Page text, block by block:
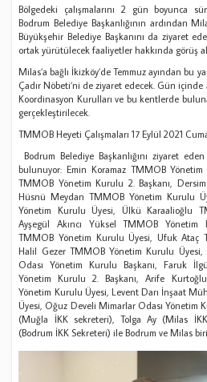
Bölgedeki çalışmalarını 2 gün boyunca
Bodrum Belediye Başkanlığının ardından
Büyükşehir Belediye Başkanını da ziyaret
ortak yürütülecek faaliyetler hakkında görüş
Milas’a bağlı İkizköy’de Temmuz ayından bu
Çadır Nöbeti’ni de ziyaret edecek. Gün
Koordinasyon Kurulları ve bu kentlerde
gerçekleştirilecek.
TMMOB Heyeti Çalışmaları 17 Eylül 2021
Bodrum Belediye Başkanlığını ziyaret
bulunuyor: Emin Koramaz TMMOB
TMMOB Yönetim Kurulu 2. Başkanı,
Hüsnü Meydan TMMOB Yönetim Kurulu
Yönetim Kurulu Üyesi, Ülkü Karaalioğlu
Ayşegül Akıncı Yüksel TMMOB
TMMOB Yönetim Kurulu Üyesi, Ufuk Ataç
Halil Gezer TMMOB Yönetim Kurulu
Odası Yönetim Kurulu Başkanı, Faruk
Yönetim Kurulu 2. Başkanı, Arife
Yönetim Kurulu Üyesi, Levent Darı İnşaat
Üyesi, Oğuz Develi Mimarlar Odası Yönetim
(Muğla İKK sekreteri), Tolga Ay (Milas
(Bodrum İKK Sekreteri) ile Bodrum ve Milas